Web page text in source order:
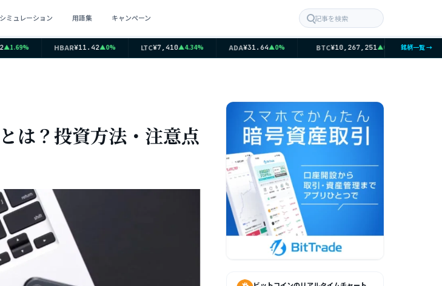
ミュレーション 用語集 キャンペーン 記事を検索
HBAR¥11.42▲0% LTC¥7,410▲4.34% ADA¥31.64▲0% BTC¥10,267,251▲0.32% ETH
銘柄一覧 →
は？投資方法・注意点